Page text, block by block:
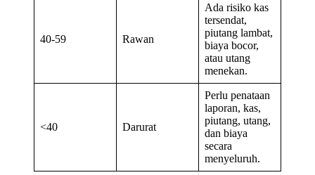
40-59 Rawan
Ada risiko kas
tersendat,
piutang lambat,
biaya bocor,
atau utang
menekan.
<40 Darurat
Perlu penataan
laporan, kas,
piutang, utang,
dan biaya
secara
menyeluruh.